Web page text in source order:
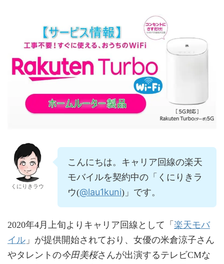
くにりきラウ
こんにちは。キャリア回線の楽天
モバイルを契約中の「くにりきラ
ウ(@lau1kuni)」です。
2020年4月上旬よりキャリア回線として「 楽天モバ
イル 」が提供開始されており、女優の米倉涼子さん
やタレントの今田美桜さんが出演するテレビCMな